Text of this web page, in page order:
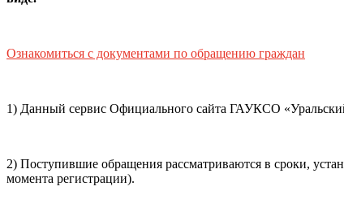
обработки персональных данных (политикой
почты, контактного номера телефона).
Ознакомиться с документами по обращению граждан
1) Данный сервис Официального сайта ГАУКСО
2) Поступившие обращения рассматриваются в сроки,
момента регистрации).